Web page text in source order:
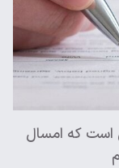
است که امسال